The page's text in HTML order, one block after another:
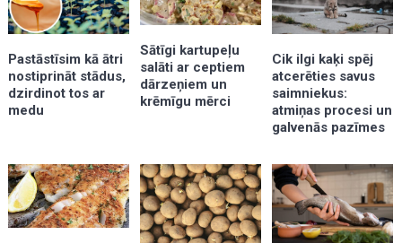
Pastāstīsim kā ātri
nostiprināt stādus,
dzirdinot tos ar
medu
Sātīgi kartupeļu
salāti ar ceptiem
dārzeņiem un
krēmīgu mērci
Cik ilgi kaķi spēj
atcerēties savus
saimniekus:
atmiņas procesi un
galvenās pazīmes